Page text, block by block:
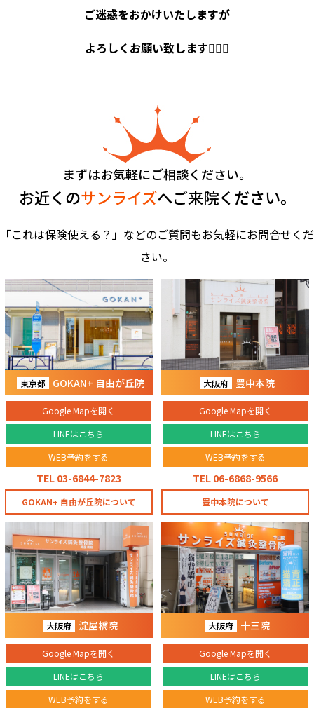
ご迷惑をおかけいたしますが
よろしくお願い致します🙇🏻‍♀️
まずはお気軽にご相談ください。
お近くのサンライズへご来院ください。
「これは保険使える？」などのご質問もお気軽にお問合せくだ
さい。
東京都 GOKAN+ 自由が丘院
Google Mapを開く
LINEはこちら
WEB予約をする
TEL 03-6844-7823
GOKAN+ 自由が丘院について
大阪府 豊中本院
Google Mapを開く
LINEはこちら
WEB予約をする
TEL 06-6868-9566
豊中本院について
大阪府 淀屋橋院
Google Mapを開く
LINEはこちら
WEB予約をする
大阪府 十三院
Google Mapを開く
LINEはこちら
WEB予約をする